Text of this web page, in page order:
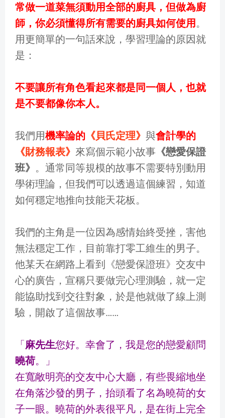
常做一道菜無須動用全部的廚具，但做為廚
師，你必須懂得所有需要的廚具如何使用 。
用更簡單的一句話來說，學習理論的原因就
是：
不要讓所有角色看起來都是同一個人，也就
是不要都像你本人。
我們用機率論的 《貝氏定理》 與會計學的
《財務報表》 來寫個示範小故事 《戀愛保證
班》 。通常同等規模的故事不需要特別動用
學術理論，但我們可以透過這個練習，知道
如何穩定地推向技能天花板。
我們的主角是一位因為感情始終受挫，害他
無法穩定工作，目前靠打零工維生的男子。
他某天在網路上看到《戀愛保證班》交友中
心的廣告，宣稱只要做完心理測驗，就一定
能協助找到交往對象，於是他就做了線上測
驗，開啟了這個故事……
「麻先生您好。幸會了，我是您的戀愛顧問
曉荷。」
在寬敞明亮的交友中心大廳，有些畏縮地坐
在角落沙發的男子，抬頭看了名為曉荷的女
子一眼。曉荷的外表很平凡，是在街上完全